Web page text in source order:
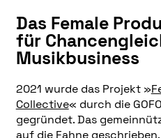
Das Female
für
Musikbusiness
2021 wurde das Projekt »
Collective« durch die
gegründet. Das
auf die Fahne